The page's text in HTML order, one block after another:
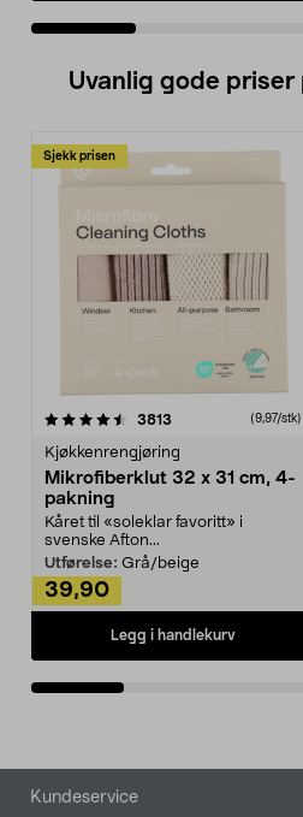
Uvanlig gode priser
Sjekk prisen
3813 anmeldelser(9,97/stk)
Kjøkkenrengjøring
Mikrofiberklut 32 x 31 cm, 4-
pakning
Kåret til «soleklar favoritt» i
svenske Afton...
Utførelse: Grå/beige
39,90
Legg i handlekurv
4.5av 5 stjerner
Bunntekst
Kundeservice